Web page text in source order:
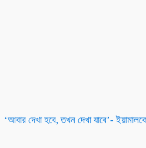
‘আবার দেখা হবে, তখন দেখা যাবে’- ইয়ামালকে